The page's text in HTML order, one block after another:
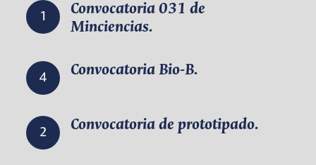
1
Convocatoria 031 de
Minciencias.
4 Convocatoria Bio-B.
2 Convocatoria de prototipado.